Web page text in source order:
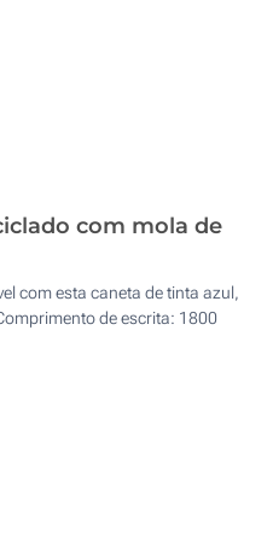
com mola de
com esta caneta de tinta azul,
de escrita: 1800